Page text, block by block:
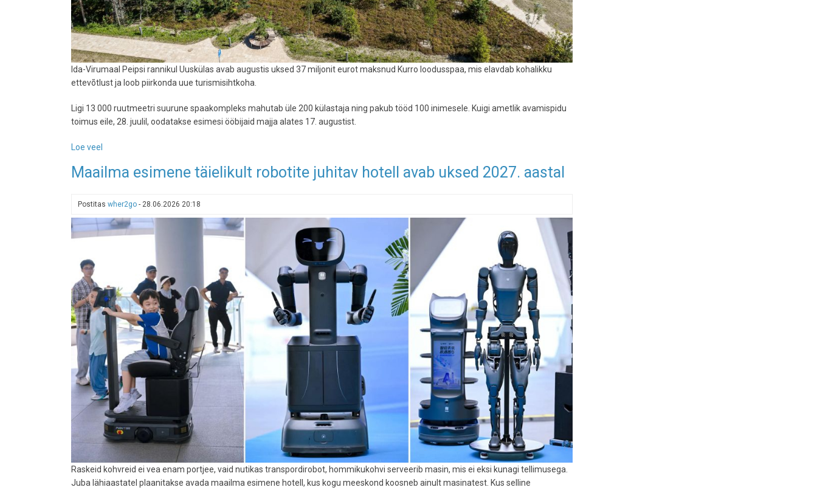
Ida-Virumaal Peipsi rannikul Uuskülas avab augustis uksed 37 miljonit eurot maksnud Kurro loodusspaa, mis elavdab kohalikku
ettevõtlust ja loob piirkonda uue turismisihtkoha.
Ligi 13 000 ruutmeetri suurune spaakompleks mahutab üle 200 külastaja ning pakub tööd 100 inimesele. Kuigi ametlik avamispidu
toimus eile, 28. juulil, oodatakse esimesi ööbijaid majja alates 17. augustist.
Loe veel
rannikul
uksed
loodusspaa
Maailma esimene täielikult robotite juhitav hotell avab uksed 2027. aastal
Postitas wher2go - 28.06.2026 20:18
Raskeid kohvreid ei vea enam portjee, vaid nutikas transpordirobot, hommikukohvi serveerib masin, mis ei eksi kunagi tellimusega.
Juba lähiaastatel plaanitakse avada maailma esimene hotell, kus kogu meeskond koosneb ainult masinatest. Kus selline